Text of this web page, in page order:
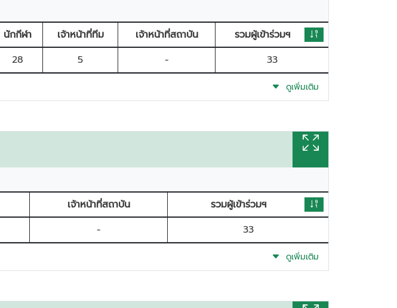
นักกีฬา เจ้าหน้าที่ทีม เจ้าหน้าที่สถาบัน
รวมผู้เข้าร่วมฯ
28 5 - 33
ดูเพิ่มเติม
เจ้าหน้าที่สถาบัน
รวมผู้เข้าร่วมฯ
- 33
ดูเพิ่มเติม